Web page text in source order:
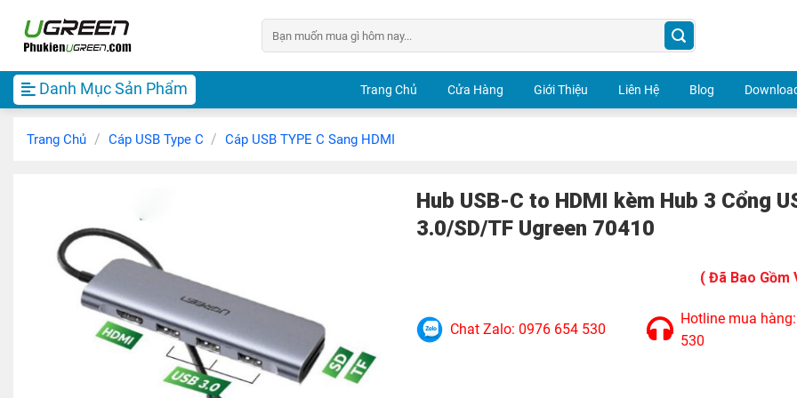
dung
kiếm:
Danh Mục Sản Phẩm Trang Chủ Cửa Hàng Giới Thiệu Liên Hệ Blog
Trang Chủ / Cáp USB Type C / Cáp USB TYPE C Sang HDMI
Hub USB-C to HDMI kèm Hub 3 Cổng
3.0/SD/TF Ugreen 70410
( Đã Bao Gồm
Chat Zalo: 0976 654 530
Hotline mua
530